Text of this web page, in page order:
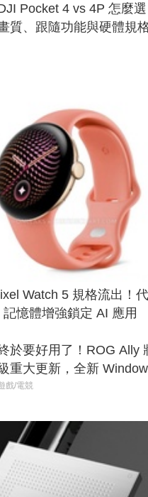
Pocket 4 vs 4P 怎麼選
質、跟隨功能與硬體規
Watch 5 規格流出！
記憶體增強鎖定 AI 應用
於要好用了！ROG Ally
重大更新，全新
讓操作就像 Xbox 一樣順
戲/電競